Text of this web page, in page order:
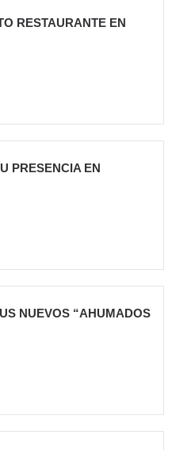
RESTAURANTE EN
PRESENCIA EN
NUEVOS “AHUMADOS